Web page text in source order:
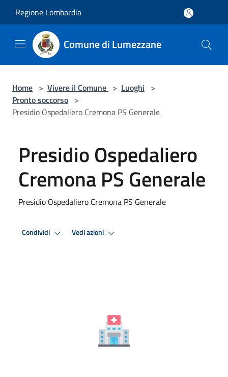
Regione Lombardia
Comune di Lumezzane
Home > Vivere il Comune > Luoghi >
Pronto soccorso >
Presidio Ospedaliero Cremona PS Generale
Presidio Ospedaliero
Cremona PS Generale
Presidio Ospedaliero Cremona PS Generale
Condividi Vedi azioni